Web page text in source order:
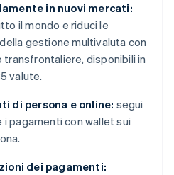
in nuovi mercati:
il mondo e riduci le
gestione multivaluta con
disponibili in
valute.
di persona e online: segui
pagamenti con wallet sui
dei pagamenti: